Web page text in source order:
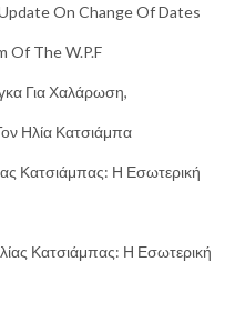
On Change Of Dates
Of The W.P.F
Για Χαλάρωση,
Ηλία Κατσιάμπα
Κατσιάμπας: Η Εσωτερική
Κατσιάμπας: Η Εσωτερική